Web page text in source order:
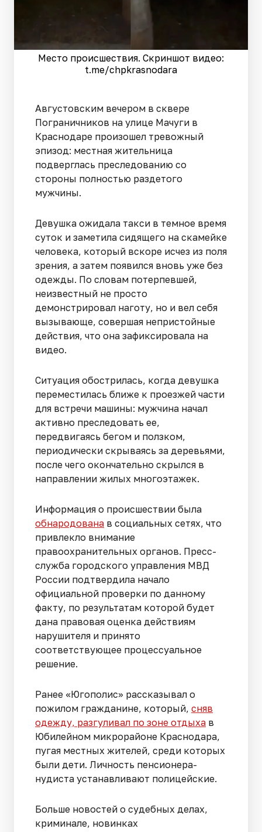
Место происшествия. Скриншот видео:
t.me/chpkrasnodara
Августовским вечером в сквере
Пограничников на улице Мачуги в
Краснодаре произошел тревожный
эпизод: местная жительница
подверглась преследованию со
стороны полностью раздетого
мужчины.
Девушка ожидала такси в темное время
суток и заметила сидящего на скамейке
человека, который вскоре исчез из поля
зрения, а затем появился вновь уже без
одежды. По словам потерпевшей,
неизвестный не просто
демонстрировал наготу, но и вел себя
вызывающе, совершая непристойные
действия, что она зафиксировала на
видео.
Ситуация обострилась, когда девушка
переместилась ближе к проезжей части
для встречи машины: мужчина начал
активно преследовать ее,
передвигаясь бегом и ползком,
периодически скрываясь за деревьями,
после чего окончательно скрылся в
направлении жилых многоэтажек.
Информация о происшествии была
обнародована в социальных сетях, что
привлекло внимание
правоохранительных органов. Пресс-
служба городского управления МВД
России подтвердила начало
официальной проверки по данному
факту, по результатам которой будет
дана правовая оценка действиям
нарушителя и принято
соответствующее процессуальное
решение.
Ранее «Югополис» рассказывал о
пожилом гражданине, который, сняв
одежду, разгуливал по зоне отдыха в
Юбилейном микрорайоне Краснодара,
пугая местных жителей, среди которых
были дети. Личность пенсионера-
нудиста устанавливают полицейские.
Больше новостей о судебных делах,
криминале, новинках